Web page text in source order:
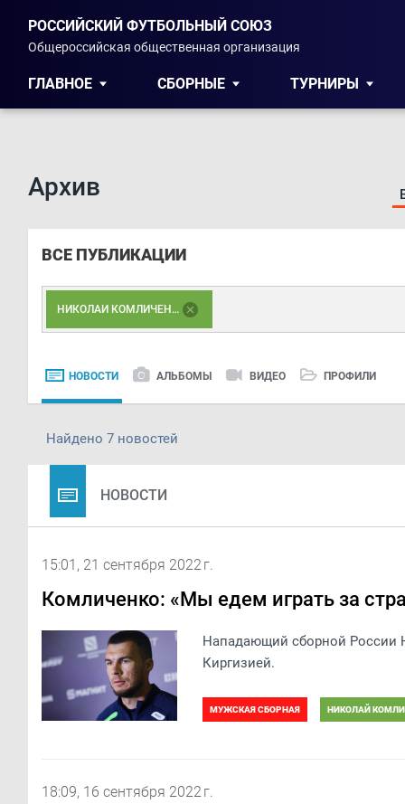
РОССИЙСКИЙ ФУТБОЛЬНЫЙ СОЮЗ
Общероссийская общественная организация
ГЛАВНОЕ СБОРНЫЕ ТУРНИРЫ
Архив
ВСЕ ПУБЛИКАЦИИ
НИКОЛАЙ КОМЛИЧЕНКО
НОВОСТИ АЛЬБОМЫ ВИДЕО ПРОФИЛИ
Найдено 7 новостей
НОВОСТИ
15:01, 21 сентября 2022 г.
Комличенко: «Мы едем играть за
Нападающий сборной России
Киргизией.
МУЖСКАЯ СБОРНАЯ НИКОЛАЙ
18:09, 16 сентября 2022 г.